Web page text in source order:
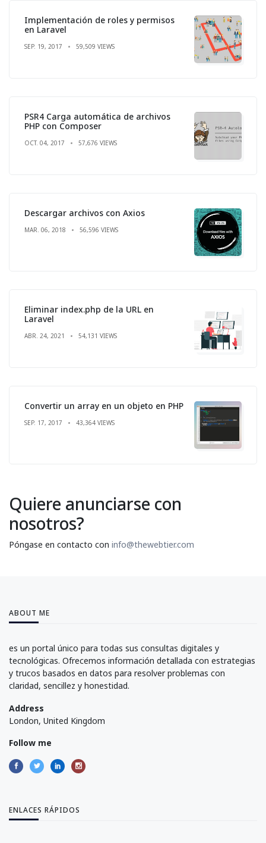
Implementación de roles y permisos
en Laravel
SEP. 19, 2017 59,509 VIEWS
PSR4 Carga automática de archivos
PHP con Composer
OCT. 04, 2017 57,676 VIEWS
Descargar archivos con Axios
MAR. 06, 2018 56,596 VIEWS
Eliminar index.php de la URL en
Laravel
ABR. 24, 2021 54,131 VIEWS
Convertir un array en un objeto en PHP
SEP. 17, 2017 43,364 VIEWS
Quiere anunciarse con
nosotros?
Póngase en contacto con info@thewebtier.com
ABOUT ME
es un portal único para todas sus consultas digitales y
tecnológicas. Ofrecemos información detallada con estrategias
y trucos basados en datos para resolver problemas con
claridad, sencillez y honestidad.
Address
London, United Kingdom
Follow me
ENLACES RÁPIDOS